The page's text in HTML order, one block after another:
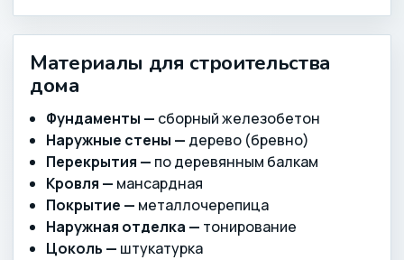
Материалы для строительства
дома
Фундаменты — сборный железобетон
Наружные стены — дерево (бревно)
Перекрытия — по деревянным балкам
Кровля — мансардная
Покрытие — металлочерепица
Наружная отделка — тонирование
Цоколь — штукатурка